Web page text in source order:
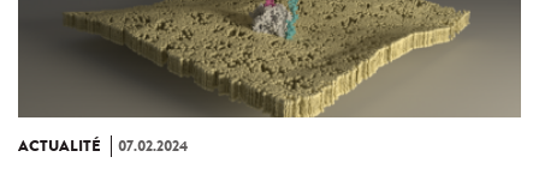
ACTUALITÉ 07.02.2024